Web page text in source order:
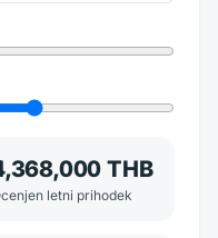
THB
letni prihodek